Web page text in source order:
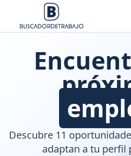
Descubre 11
adaptan a tu perfil